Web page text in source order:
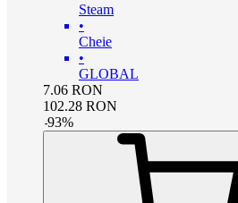
Steam
•
Cheie
•
GLOBAL
7.06 RON
102.28 RON
-93%